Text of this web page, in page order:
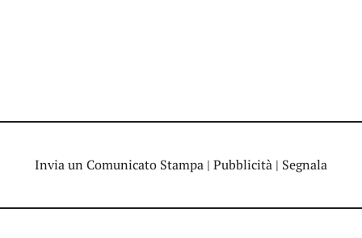
Invia un Comunicato Stampa | Pubblicità | Segnala